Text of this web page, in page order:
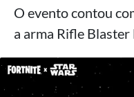
O evento contou
a arma Rifle Blaster